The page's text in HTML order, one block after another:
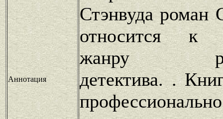
Аннотация
Стэнвуда роман
относится к
жанру
детектива. .